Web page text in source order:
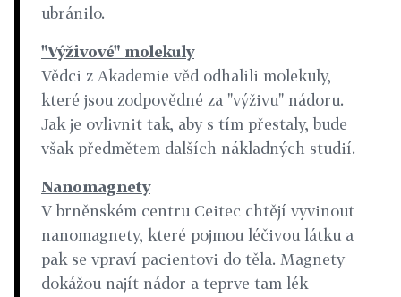
ubránilo.
"Výživové" molekuly
Vědci z Akademie věd odhalili molekuly,
které jsou zodpovědné za "výživu" nádoru.
Jak je ovlivnit tak, aby s tím přestaly, bude
však předmětem dalších nákladných studií.
Nanomagnety
V brněnském centru Ceitec chtějí vyvinout
nanomagnety, které pojmou léčivou látku a
pak se vpraví pacientovi do těla. Magnety
dokážou najít nádor a teprve tam lék